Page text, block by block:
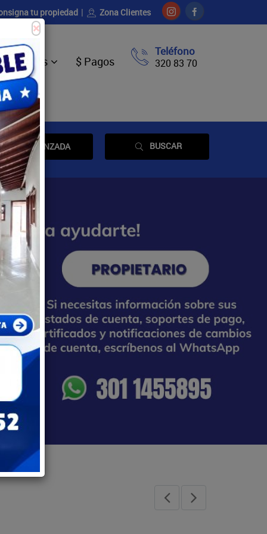
tu propiedad Zona Clientes
Teléfono
320 83 70
Ventas $ Pagos
AVANZADA BUSCAR
×